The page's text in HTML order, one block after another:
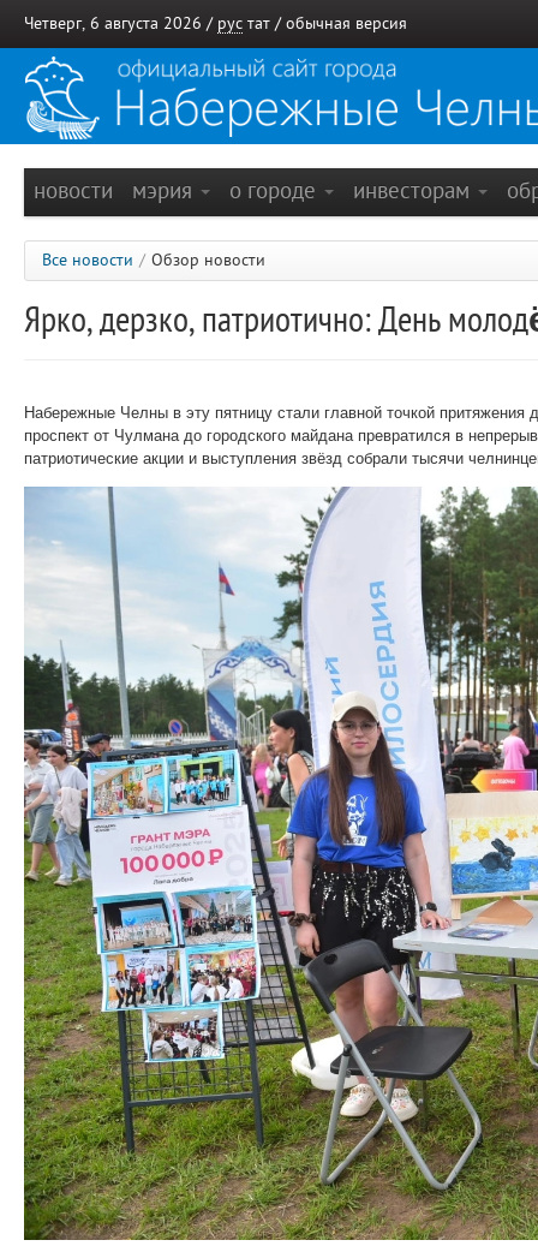
Четверг, 6 августа 2026 / рус тат / обычная версия
новости мэрия о городе инвесторам
Все новости / Обзор новости
Ярко, дерзко, патриотично: День
Набережные Челны в эту пятницу стали главной точкой
проспект от Чулмана до городского майдана превратился в
патриотические акции и выступления звёзд собрали тысячи